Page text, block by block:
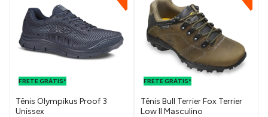
FRETE GRÁTIS*
Tênis Olympikus Proof 3
Unissex
FRETE GRÁTIS*
FRETE GRÁTIS
PARA O DF E
Tênis Bull Terrier Fox Terrier
Low II Masculino